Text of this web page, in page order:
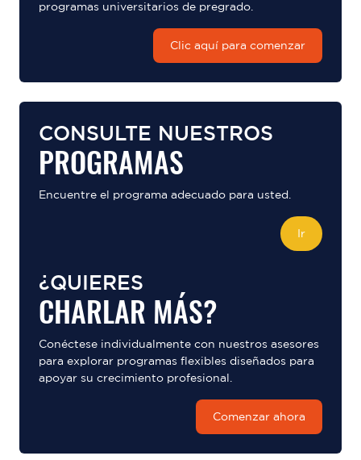
programas universitarios de pregrado.
Clic aquí para comenzar
CONSULTE NUESTROS
PROGRAMAS
Encuentre el programa adecuado para usted.
Ir
¿QUIERES
CHARLAR MÁS?
Conéctese individualmente con nuestros asesores
para explorar programas flexibles diseñados para
apoyar su crecimiento profesional.
Comenzar ahora